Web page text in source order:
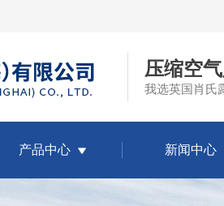
压缩空
我选英国肖氏
产品中心 新闻中心